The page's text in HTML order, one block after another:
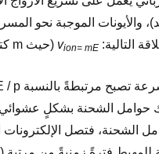
والأيونات الموجبة نحو
التالية:
vion= mE (حيث m كتلة الأيون وE شدة الحقل الكهربائي).
الشحنة، فتصل